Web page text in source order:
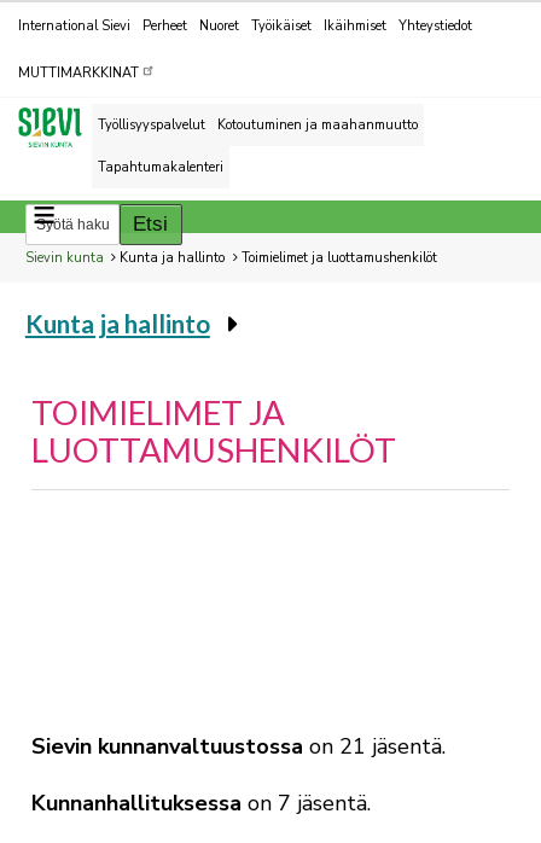
Kohderyhmät
International Sievi Perheet Nuoret Työikäiset Ikäihmiset Yhteystiedot
MUTTIMARKKINAT
Työllisyyspalvelut Kotoutuminen ja maahanmuutto
Tapahtumakalenteri
Breadcrumbs
You
here:
Sievin kunta Kunta ja hallinto Toimielimet ja luottamushenkilöt
You
Kunta ja hallinto
TOIMIELIMET JA
LUOTTAMUSHENKILÖT
Sievin kunnanvaltuustossa on 21 jäsentä.
Kunnanhallituksessa on 7 jäsentä.